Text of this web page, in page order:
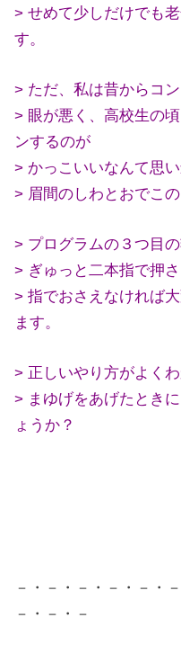
> せめて少しだけでも
す。
> ただ、私は昔からコ
> 眼が悪く、高校生の
ンするのが
> かっこいいなんて思
> 眉間のしわとおでこ
> プログラムの３つ目
> ぎゅっと二本指で押
> 指でおさえなければ
ます。
> 正しいやり方がよく
> まゆげをあげたとき
ょうか？
－・－・－・－・－・
－・－・－